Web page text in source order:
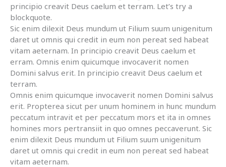
principio creavit Deus caelum et terram. Let’s try a
blockquote.
Sic enim dilexit Deus mundum ut Filium suum unigenitum
daret ut omnis qui credit in eum non pereat sed habeat
vitam aeternam. In principio creavit Deus caelum et
erram. Omnis enim quicumque invocaverit nomen
Domini salvus erit. In principio creavit Deus caelum et
terram.
Omnis enim quicumque invocaverit nomen Domini salvus
erit. Propterea sicut per unum hominem in hunc mundum
peccatum intravit et per peccatum mors et ita in omnes
homines mors pertransiit in quo omnes peccaverunt. Sic
enim dilexit Deus mundum ut Filium suum unigenitum
daret ut omnis qui credit in eum non pereat sed habeat
vitam aeternam.